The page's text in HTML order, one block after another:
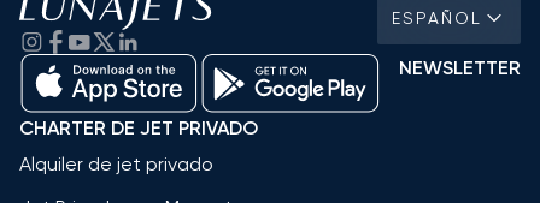
ESPAÑOL
NEWSLETTER
CHARTER DE JET PRIVADO
Alquiler de jet privado